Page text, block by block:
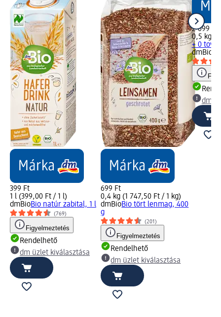
399 Ft
1 l (399,00 Ft / 1 l)
dmBioBio natúr zabital, 1 l
(769)
Figyelmeztetés
Rendelhető
dm üzlet kiválasztása
699 Ft
0,4 kg (1 747,50 Ft / 1 kg)
dmBioBio tört lenmag, 400
g
(201)
Figyelmeztetés
Rendelhető
dm üzlet kiválasztása
2 099 Ft
0,5 kg
+ 0
dmBio
dm